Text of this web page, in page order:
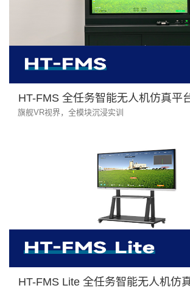
HT-FMS 全任务智能无人机仿真平
旗舰VR视界，全模块沉浸实训
HT-FMS Lite 全任务智能无人机仿